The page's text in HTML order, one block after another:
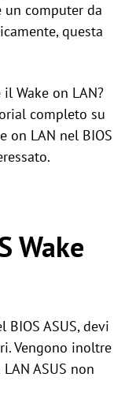
un computer da
questa
Wake on LAN?
completo su
on LAN nel BIOS
Wake
ASUS, devi
Vengono inoltre
ASUS non